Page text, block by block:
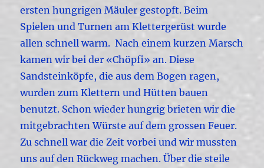
ersten hungrigen Mäuler gestopft.Beim
Spielen und Turnen am Klettergerüst wurde
allen schnell warm. Nach einem kurzen Marsch
kamen wir bei der «Chöpfi» an. Diese
Sandsteinköpfe, die aus dem Bogen ragen,
wurden zum Klettern und Hütten bauen
benutzt. Schon wieder hungrig brieten wir die
mitgebrachten Würste auf dem grossen Feuer.
Zu schnell war die Zeit vorbei und wir mussten
uns auf den Rückweg machen. Über die steile